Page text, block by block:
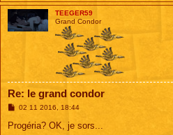
TEEGER59
Grand Condor
Re: le grand condor
M
s
02 11 2016, 18:44
Progéria? OK, je sors...